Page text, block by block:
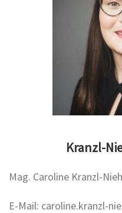
Kranzl-
Mag. Caroline Kranzl-
E-Mail: caroline.kranzl-